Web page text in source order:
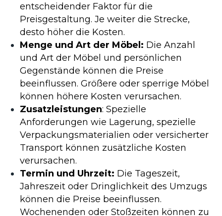
entscheidender Faktor für die
Preisgestaltung. Je weiter die Strecke,
desto höher die Kosten.
Menge und Art der Möbel: Die Anzahl
und Art der Möbel und persönlichen
Gegenstände können die Preise
beeinflussen. Größere oder sperrige Möbel
können höhere Kosten verursachen.
Zusatzleistungen: Spezielle
Anforderungen wie Lagerung, spezielle
Verpackungsmaterialien oder versicherter
Transport können zusätzliche Kosten
verursachen.
Termin und Uhrzeit: Die Tageszeit,
Jahreszeit oder Dringlichkeit des Umzugs
können die Preise beeinflussen.
Wochenenden oder Stoßzeiten können zu